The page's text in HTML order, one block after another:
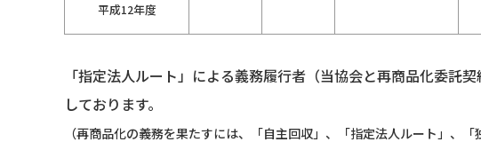
平成12年度
「指定法人ルート」による義務履行者（当協会と再商品化委託
しております。
（再商品化の義務を果たすには、「自主回収」、「指定法人ルート」、「